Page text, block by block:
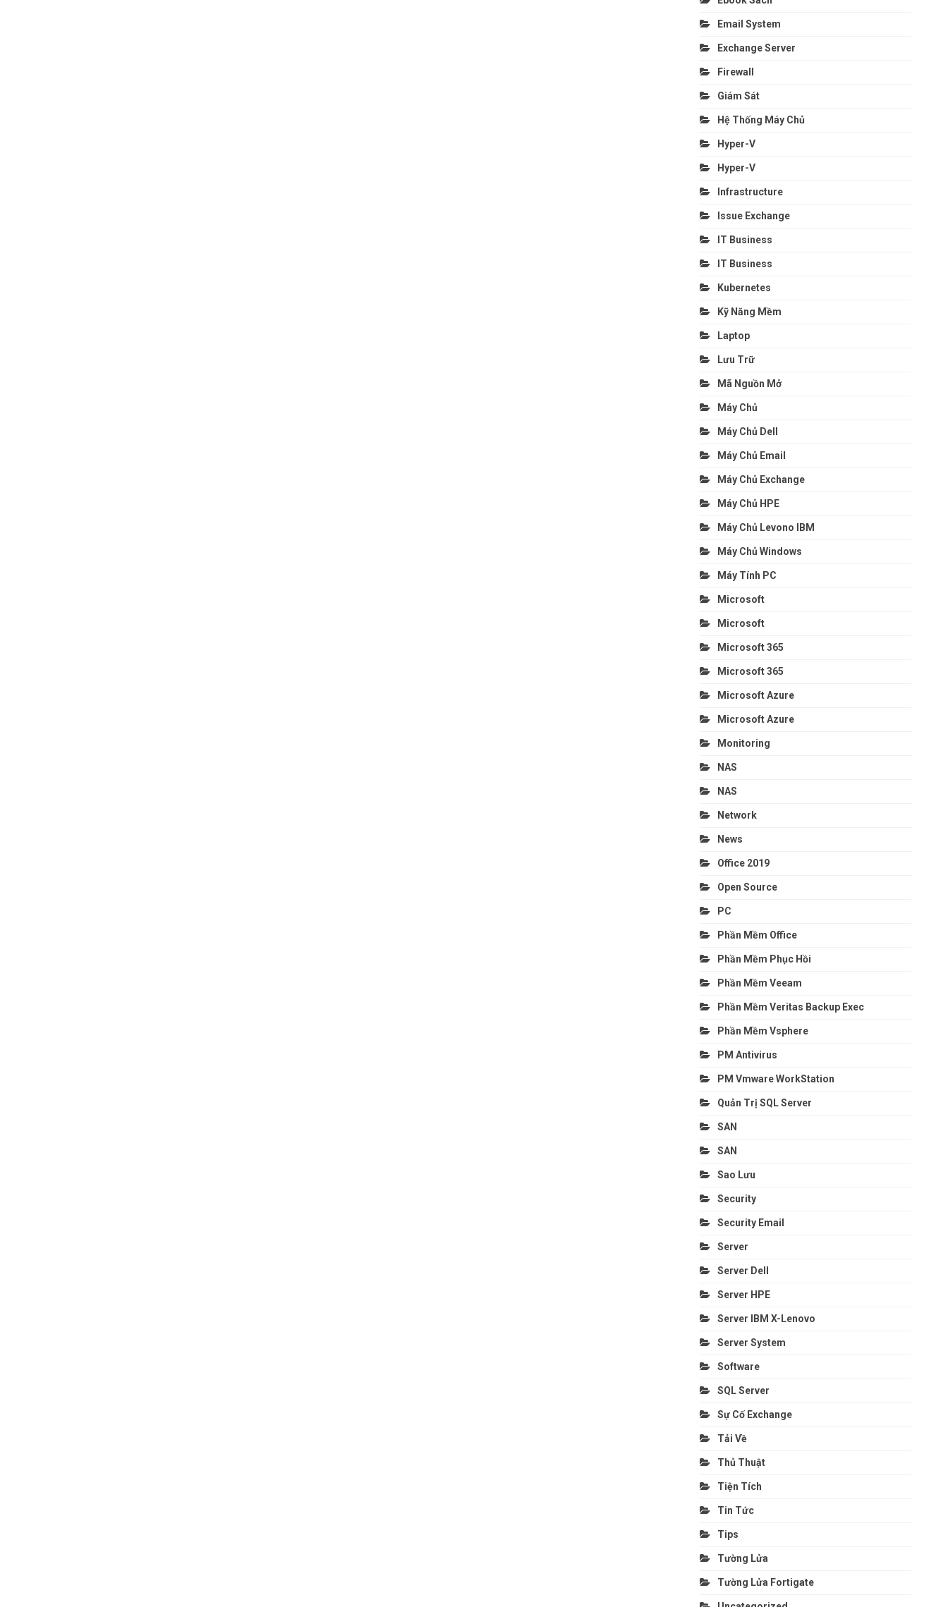
Email System
Exchange Server
Firewall
Giám Sát
Hệ Thống Máy Chủ
Hyper-V
Hyper-V
Infrastructure
Issue Exchange
IT Business
IT Business
Kubernetes
Kỹ Năng Mềm
Laptop
Lưu Trữ
Mã Nguồn Mở
Máy Chủ
Máy Chủ Dell
Máy Chủ Email
Máy Chủ Exchange
Máy Chủ HPE
Máy Chủ Levono IBM
Máy Chủ Windows
Máy Tính PC
Microsoft
Microsoft
Microsoft 365
Microsoft 365
Microsoft Azure
Microsoft Azure
Monitoring
NAS
NAS
Network
News
Office 2019
Open Source
PC
Phần Mềm Office
Phần Mềm Phục Hồi
Phần Mềm Veeam
Phần Mềm Veritas Backup Exec
Phần Mềm Vsphere
PM Antivirus
PM Vmware WorkStation
Quản Trị SQL Server
SAN
SAN
Sao Lưu
Security
Security Email
Server
Server Dell
Server HPE
Server IBM X-Lenovo
Server System
Software
SQL Server
Sự Cố Exchange
Tải Về
Thủ Thuật
Tiện Tích
Tin Tức
Tips
Tường Lửa
Tường Lửa Fortigate